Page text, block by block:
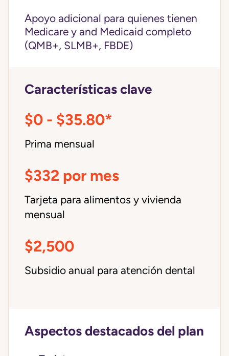
Apoyo adicional para quienes tienen
Medicare y and Medicaid completo
(QMB+, SLMB+, FBDE)
Características clave
$0 - $35.80*
Prima mensual
$332 por mes
Tarjeta para alimentos y vivienda
mensual
$2,500
Subsidio anual para atención dental
Aspectos destacados del plan